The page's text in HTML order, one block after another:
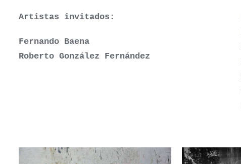
Artistas invitados:
Fernando Baena
Roberto González Fernández